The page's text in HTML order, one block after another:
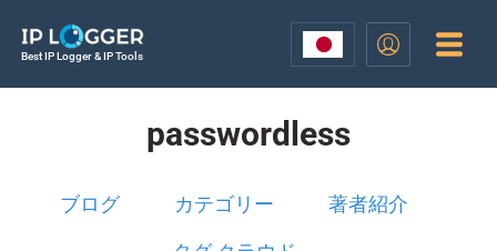
Best IP Logger & IP Tools
passwordless
ブログ カテゴリー 著者紹介